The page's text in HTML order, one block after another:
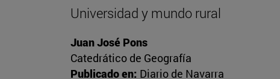
Universidad y mundo rural
Juan José Pons
Catedrático de Geografía
Publicado en: Diario de Navarra